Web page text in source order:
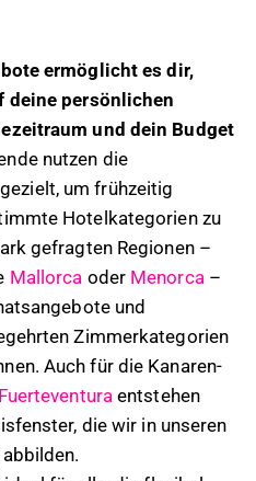
ermöglicht es dir,
deine persönlichen
und dein Budget
nutzen die
um frühzeitig
Hotelkategorien zu
gefragten Regionen –
Mallorca oder Menorca –
und
Zimmerkategorien
Auch für die Kanaren-
Fuerteventura entstehen
die wir in unseren